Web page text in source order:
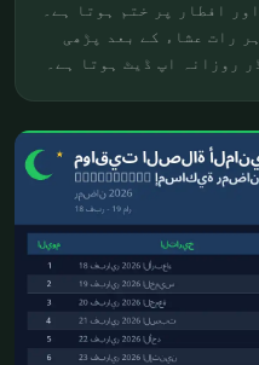
افطار پر ختم ہوتا ہے۔
ہر رات عشاء کے بعد پڑھی